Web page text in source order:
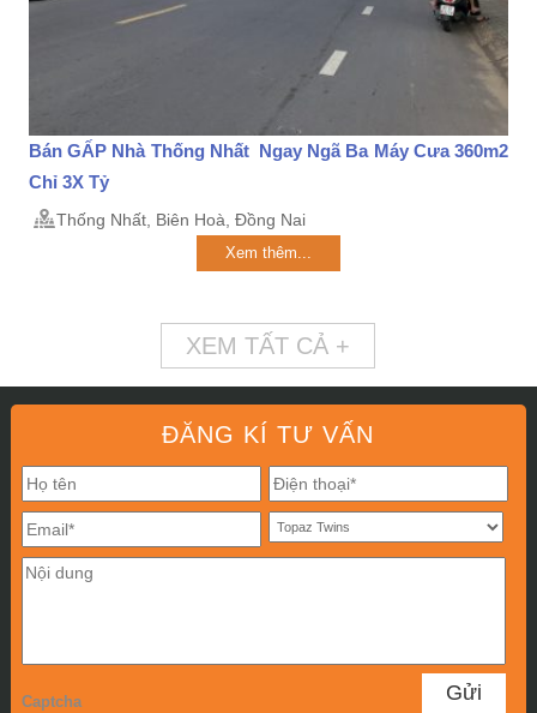
Bán GẤP Nhà Thống Nhất Ngay Ngã Ba Máy Cưa 360m2
Chỉ 3X Tỷ
Thống Nhất, Biên Hoà, Đồng Nai
Xem thêm...
XEM TẤT CẢ +
ĐĂNG KÍ TƯ VẤN
Captcha